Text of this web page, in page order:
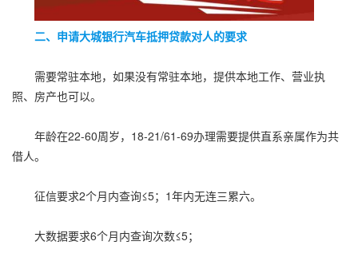
二、申请大城银行汽车抵押贷款对人的要求
需要常驻本地，如果没有常驻本地，提供本地工作、营业执
照、房产也可以。
年龄在22-60周岁，18-21/61-69办理需要提供直系亲属作为共
借人。
征信要求2个月内查询≤5；1年内无连三累六。
大数据要求6个月内查询次数≤5；